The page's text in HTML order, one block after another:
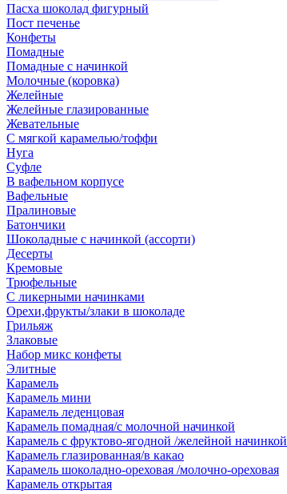
Пасха шоколад фигурный
Пост печенье
Конфеты
Помадные
Помадные с начинкой
Молочные (коровка)
Желейные
Желейные глазированные
Жевательные
С мягкой карамелью/тоффи
Нуга
Суфле
В вафельном корпусе
Вафельные
Пралиновые
Батончики
Шоколадные с начинкой (ассорти)
Десерты
Кремовые
Трюфельные
С ликерными начинками
Орехи,фрукты/злаки в шоколаде
Грильяж
Злаковые
Набор микс конфеты
Элитные
Карамель
Карамель мини
Карамель леденцовая
Карамель помадная/с молочной начинкой
Карамель с фруктово-ягодной /желейной начинкой
Карамель глазированная/в какао
Карамель шоколадно-ореховая /молочно-ореховая
Карамель открытая